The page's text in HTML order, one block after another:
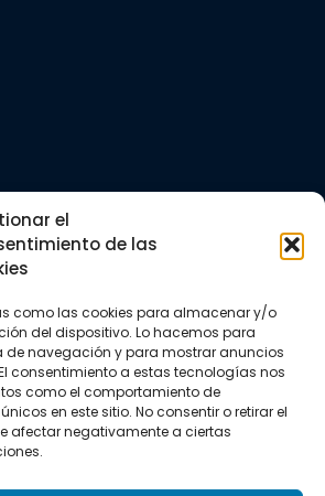
el
de las
como las cookies para almacenar y/o
del dispositivo. Lo hacemos para
de navegación y para mostrar anuncios
consentimiento a estas tecnologías nos
como el comportamiento de
en este sitio. No consentir o retirar el
afectar negativamente a ciertas
177